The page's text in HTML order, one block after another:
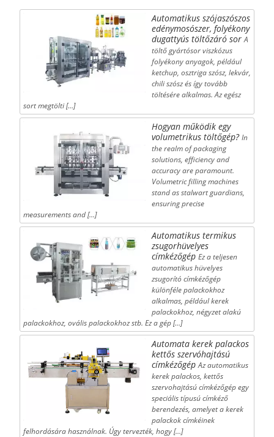
Automatikus szójaszószos
edénymosószer, folyékony
dugattyús töltőzáró sor A
töltő gyártósor viszkózus
folyékony anyagok, például
ketchup, osztriga szósz, lekvár,
chili szósz és így tovább
töltésére alkalmas. Az egész
sort megtölti […]
Hogyan működik egy
volumetrikus töltőgép? In
the realm of packaging
solutions, efficiency and
accuracy are paramount.
Volumetric filling machines
stand as stalwart guardians,
ensuring precise
measurements and […]
Automatikus termikus
zsugorhüvelyes
címkézőgép Ez a teljesen
automatikus hüvelyes
zsugorító címkézőgép
különféle palackokhoz
alkalmas, például kerek
palackokhoz, négyzet alakú
palackokhoz, ovális palackokhoz stb. Ez a gép […]
Automata kerek palackos
kettős szervóhajtású
címkézőgép Az automatikus
kerek palackos, kettős
szervohajtású címkézőgép egy
speciális típusú címkéző
berendezés, amelyet a kerek
palackok címkéinek
felhordására használnak. Úgy tervezték, hogy […]